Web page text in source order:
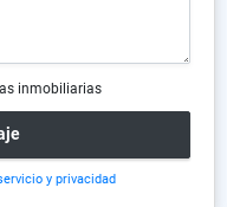
inmobiliarias
y privacidad